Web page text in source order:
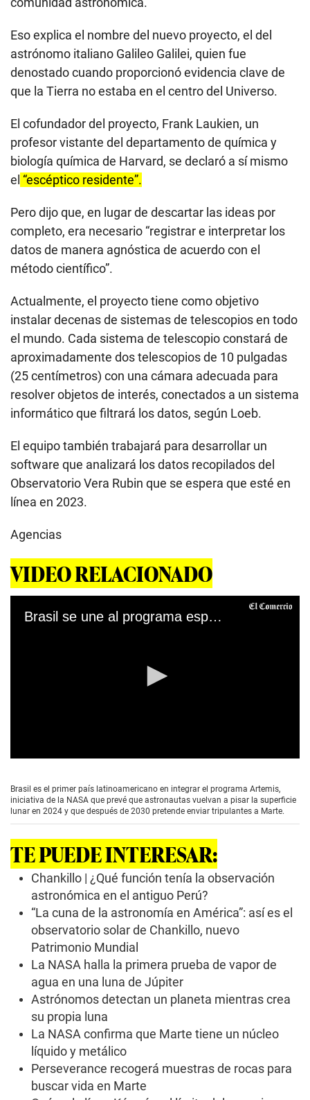
Eso explica el nombre del nuevo proyecto, el del
astrónomo italiano Galileo Galilei, quien fue
denostado cuando proporcionó evidencia clave de
que la Tierra no estaba en el centro del Universo.
El cofundador del proyecto, Frank Laukien, un
profesor vistante del departamento de química y
biología química de Harvard, se declaró a sí mismo
el “escéptico residente”.
Pero dijo que, en lugar de descartar las ideas por
completo, era necesario “registrar e interpretar los
datos de manera agnóstica de acuerdo con el
método científico”.
Actualmente, el proyecto tiene como objetivo
instalar decenas de sistemas de telescopios en todo
el mundo. Cada sistema de telescopio constará de
aproximadamente dos telescopios de 10 pulgadas
(25 centímetros) con una cámara adecuada para
resolver objetos de interés, conectados a un sistema
informático que filtrará los datos, según Loeb.
El equipo también trabajará para desarrollar un
software que analizará los datos recopilados del
Observatorio Vera Rubin que se espera que esté en
línea en 2023.
Agencias
VIDEO RELACIONADO
Brasil se une al programa espacial Artemis de la NASA
e
c
o
s
o
Brasil es el primer país latinoamericano en integrar el programa Artemis,
iniciativa de la NASA que prevé que astronautas vuelvan a pisar la superficie
lunar en 2024 y que después de 2030 pretende enviar tripulantes a Marte.
TE PUEDE INTERESAR:
Chankillo | ¿Qué función tenía la observación
astronómica en el antiguo Perú?
“La cuna de la astronomía en América”: así es el
observatorio solar de Chankillo, nuevo
Patrimonio Mundial
La NASA halla la primera prueba de vapor de
agua en una luna de Júpiter
Astrónomos detectan un planeta mientras crea
su propia luna
La NASA confirma que Marte tiene un núcleo
líquido y metálico
Perseverance recogerá muestras de rocas para
buscar vida en Marte